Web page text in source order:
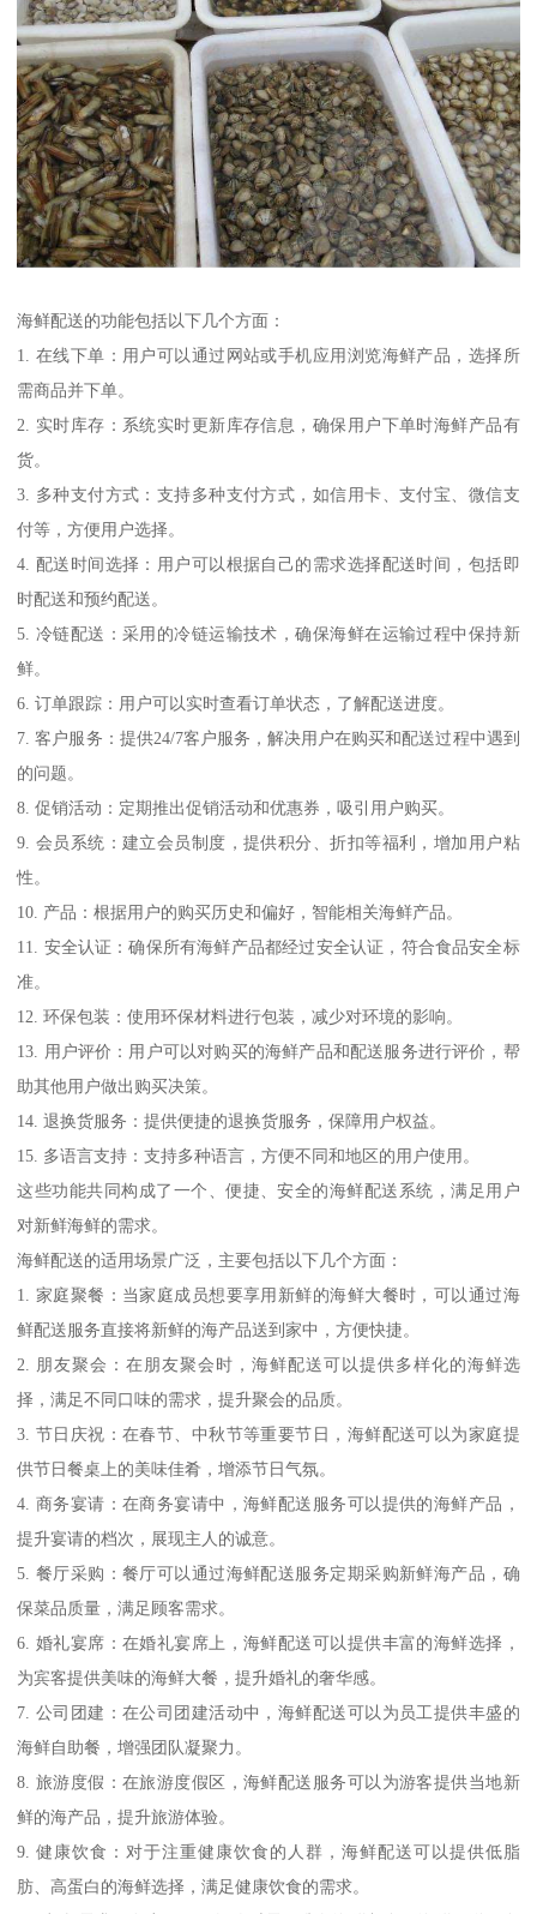
海鲜配送的功能包括以下几个方面：
1. 在线下单：用户可以通过网站或手机应用浏览海鲜产品，选择所
需商品并下单。
2. 实时库存：系统实时更新库存信息，确保用户下单时海鲜产品有
货。
3. 多种支付方式：支持多种支付方式，如信用卡、支付宝、微信支
付等，方便用户选择。
4. 配送时间选择：用户可以根据自己的需求选择配送时间，包括即
时配送和预约配送。
5. 冷链配送：采用的冷链运输技术，确保海鲜在运输过程中保持新
鲜。
6. 订单跟踪：用户可以实时查看订单状态，了解配送进度。
7. 客户服务：提供24/7客户服务，解决用户在购买和配送过程中遇到
的问题。
8. 促销活动：定期推出促销活动和优惠券，吸引用户购买。
9. 会员系统：建立会员制度，提供积分、折扣等福利，增加用户粘
性。
10. 产品：根据用户的购买历史和偏好，智能相关海鲜产品。
11. 安全认证：确保所有海鲜产品都经过安全认证，符合食品安全标
准。
12. 环保包装：使用环保材料进行包装，减少对环境的影响。
13. 用户评价：用户可以对购买的海鲜产品和配送服务进行评价，帮
助其他用户做出购买决策。
14. 退换货服务：提供便捷的退换货服务，保障用户权益。
15. 多语言支持：支持多种语言，方便不同和地区的用户使用。
这些功能共同构成了一个、便捷、安全的海鲜配送系统，满足用户
对新鲜海鲜的需求。
海鲜配送的适用场景广泛，主要包括以下几个方面：
1. 家庭聚餐：当家庭成员想要享用新鲜的海鲜大餐时，可以通过海
鲜配送服务直接将新鲜的海产品送到家中，方便快捷。
2. 朋友聚会：在朋友聚会时，海鲜配送可以提供多样化的海鲜选
择，满足不同口味的需求，提升聚会的品质。
3. 节日庆祝：在春节、中秋节等重要节日，海鲜配送可以为家庭提
供节日餐桌上的美味佳肴，增添节日气氛。
4. 商务宴请：在商务宴请中，海鲜配送服务可以提供的海鲜产品，
提升宴请的档次，展现主人的诚意。
5. 餐厅采购：餐厅可以通过海鲜配送服务定期采购新鲜海产品，确
保菜品质量，满足顾客需求。
6. 婚礼宴席：在婚礼宴席上，海鲜配送可以提供丰富的海鲜选择，
为宾客提供美味的海鲜大餐，提升婚礼的奢华感。
7. 公司团建：在公司团建活动中，海鲜配送可以为员工提供丰盛的
海鲜自助餐，增强团队凝聚力。
8. 旅游度假：在旅游度假区，海鲜配送服务可以为游客提供当地新
鲜的海产品，提升旅游体验。
9. 健康饮食：对于注重健康饮食的人群，海鲜配送可以提供低脂
肪、高蛋白的海鲜选择，满足健康饮食的需求。